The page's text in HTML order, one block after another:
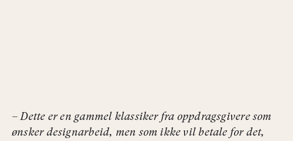
– Dette er en gammel klassiker fra oppdragsgivere som
ønsker designarbeid, men som ikke vil betale for det,